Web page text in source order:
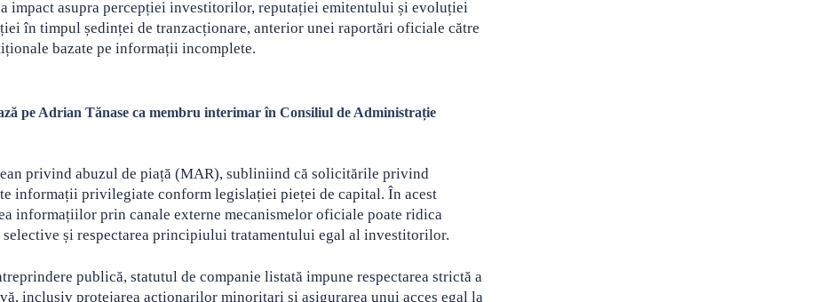
impact asupra percepției investitorilor, reputației emitentului și evoluției
în timpul ședinței de tranzacționare, anterior unei raportări oficiale către
bazate pe informații incomplete.
pe Adrian Tănase ca membru interimar în Consiliul de Administrație
privind abuzul de piață (MAR), subliniind că solicitările privind
informații privilegiate conform legislației pieței de capital. În acest
informațiilor prin canale externe mecanismelor oficiale poate ridica
și respectarea principiului tratamentului egal al investitorilor.
publică, statutul de companie listată impune respectarea strictă a
inclusiv protejarea acționarilor minoritari și asigurarea unui acces egal la